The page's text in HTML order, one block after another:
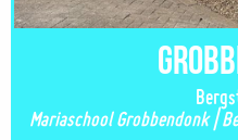
Mariaschool Grobbendonk |